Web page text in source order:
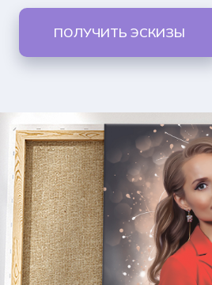
ПОЛУЧИТЬ ЭСКИЗЫ